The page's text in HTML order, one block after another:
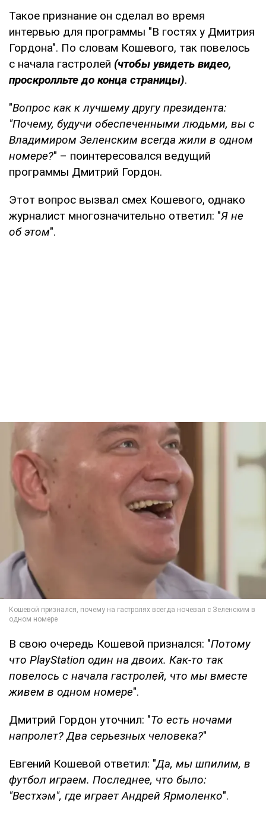
Такое признание он сделал во время
интервью для программы "В гостях у Дмитрия
Гордона". По словам Кошевого, так повелось
с начала гастролей (чтобы увидеть видео,
проскролльте до конца страницы).
"Вопрос как к лучшему другу президента:
"Почему, будучи обеспеченными людьми, вы с
Владимиром Зеленским всегда жили в одном
номере?" – поинтересовался ведущий
программы Дмитрий Гордон.
Этот вопрос вызвал смех Кошевого, однако
журналист многозначительно ответил: "Я не
об этом".
В свою очередь Кошевой признался: "Потому
что PlayStation один на двоих. Как-то так
повелось с начала гастролей, что мы вместе
живем в одном номере".
Дмитрий Гордон уточнил: "То есть ночами
напролет? Два серьезных человека?"
Евгений Кошевой ответил: "Да, мы шпилим, в
футбол играем. Последнее, что было:
"Вестхэм", где играет Андрей Ярмоленко".